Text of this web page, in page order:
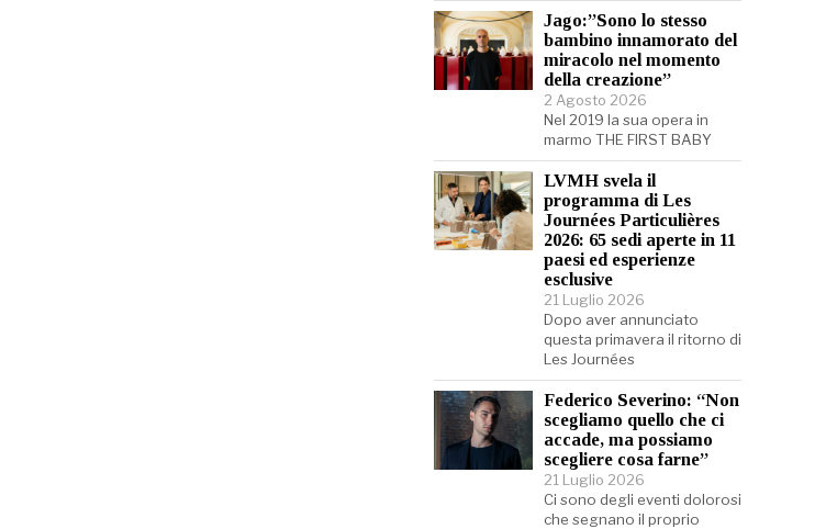
Jago:”Sono lo stesso
bambino innamorato del
miracolo nel momento
della creazione”
2 Agosto 2026
Nel 2019 la sua opera in
marmo THE FIRST BABY
LVMH svela il
programma di Les
Journées Particulières
2026: 65 sedi aperte in 11
paesi ed esperienze
esclusive
21 Luglio 2026
Dopo aver annunciato
questa primavera il ritorno di
Les Journées
Federico Severino: “Non
scegliamo quello che ci
accade, ma possiamo
scegliere cosa farne”
21 Luglio 2026
Ci sono degli eventi dolorosi
che segnano il proprio